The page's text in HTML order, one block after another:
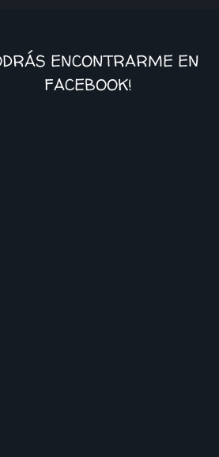
ENCONTRARME EN
FACEBOOK!